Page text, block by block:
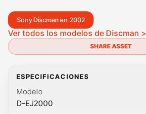
Sony Discman en 2002
Ver todos los modelos de Discman >
SHARE ASSET
ESPECIFICACIONES
Modelo
D-EJ2000